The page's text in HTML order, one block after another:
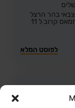
בהר הרצל
נחטף באזור המסיבה ברעים, שהה בשבי החמאס קרוב ל 11
לפוסט המלא